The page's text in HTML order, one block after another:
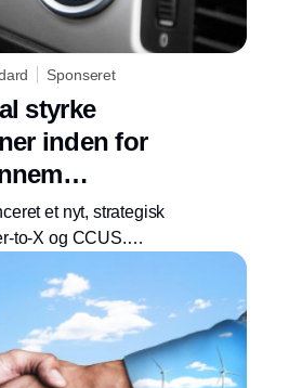
Sponseret
styrke
inden for
et nyt, strategisk
to-X og CCUS.
virksomheder og
målet om at
omstilling på